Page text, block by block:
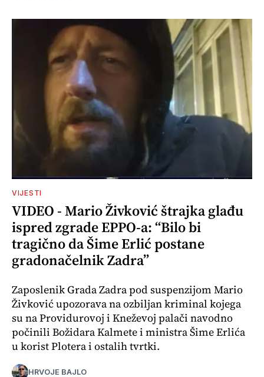
VIJESTI
VIDEO - Mario Živković štrajka glađu
ispred zgrade EPPO-a: “Bilo bi
tragično da Šime Erlić postane
gradonačelnik Zadra”
Zaposlenik Grada Zadra pod suspenzijom Mario
Živković upozorava na ozbiljan kriminal kojega
su na Providurovoj i Kneževoj palači navodno
počinili Božidara Kalmete i ministra Šime Erlića
u korist Plotera i ostalih tvrtki.
HRVOJE BAJLO